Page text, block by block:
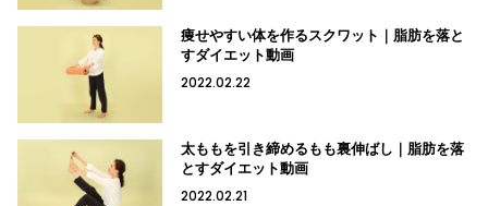
痩せやすい体を作るスクワット｜脂肪を落と
すダイエット動画
2022.02.22
太ももを引き締めるもも裏伸ばし｜脂肪を落
とすダイエット動画
2022.02.21